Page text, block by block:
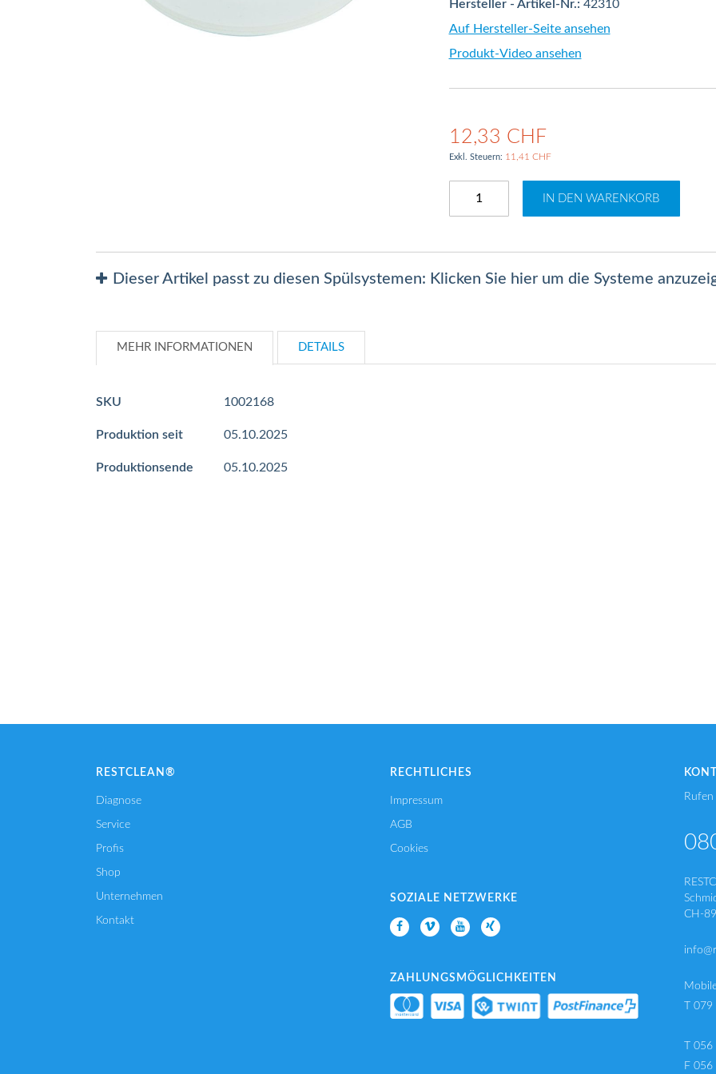
Hersteller - Artikel-Nr.: 42310
Auf Hersteller-Seite ansehen
Produkt-Video ansehen
12,33 CHF
11,41 CHF
IN DEN WARENKORB
Dieser Artikel passt zu diesen Spülsystemen: Klicken Sie hier um die Systeme
MEHR INFORMATIONEN
Mehr
SKU 1002168
Produktion seit 05.10.2025
Produktionsende 05.10.2025
DETAILS
RESTCLEAN®
Diagnose
Service
Profis
Shop
Unternehmen
Kontakt
RECHTLICHES
Impressum
AGB
Cookies
SOZIALE NETZWERKE
ZAHLUNGSMÖGLICHKEITEN
CH-
T
T
F